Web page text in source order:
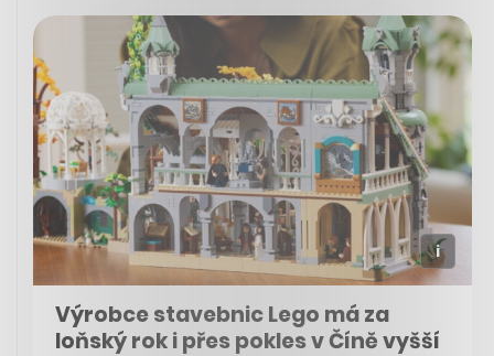
Výrobce stavebnic Lego má za
loňský rok i přes pokles v Číně vyšší